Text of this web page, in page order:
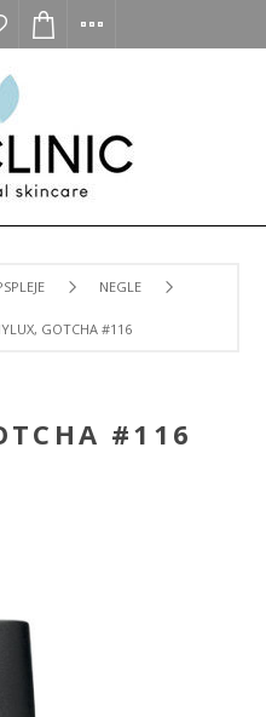
NEGLE
GOTCHA #116
#116